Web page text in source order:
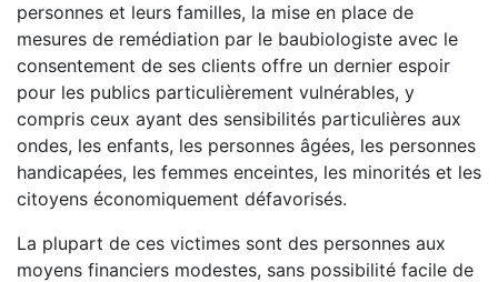
personnes et leurs familles, la mise en place de
mesures de remédiation par le baubiologiste avec le
consentement de ses clients offre un dernier espoir
pour les publics particulièrement vulnérables, y
compris ceux ayant des sensibilités particulières aux
ondes, les enfants, les personnes âgées, les personnes
handicapées, les femmes enceintes, les minorités et les
citoyens économiquement défavorisés.
La plupart de ces victimes sont des personnes aux
moyens financiers modestes, sans possibilité facile de